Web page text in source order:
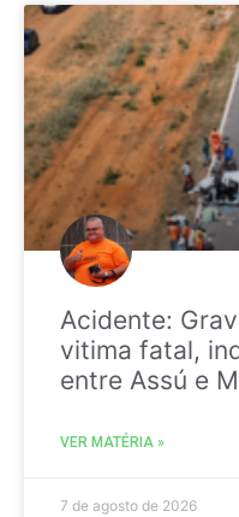
Acidente:
vitima fatal,
entre Assú e
VER MATÉRIA »
7 de agosto de 2026